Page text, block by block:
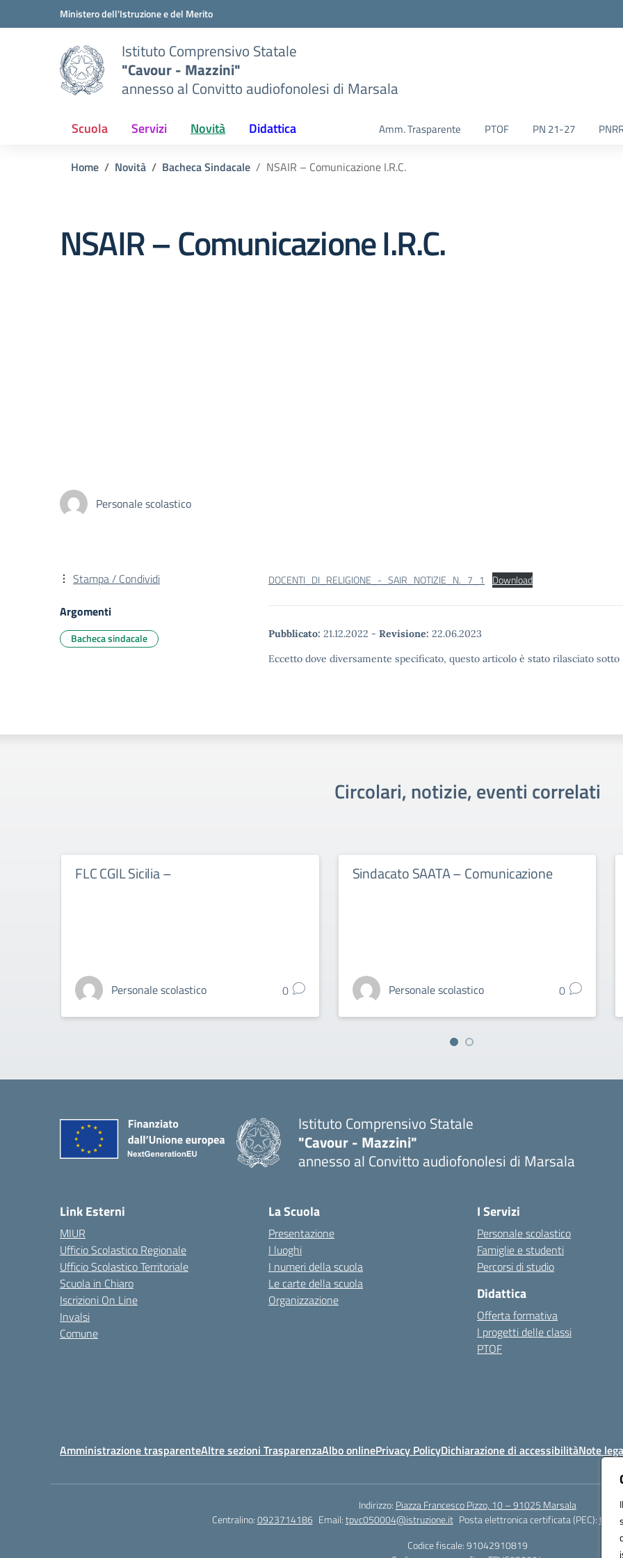
Vai ai contenuti
Vai al menu di navigazioneMinistero dell'Istruzione e del Merito
Istituto Comprensivo Statale
"Cavour - Mazzini"
annesso al Convitto audiofonolesi di Marsala
Scuola Servizi Novità Didattica Amm. Trasparente PTOF PN 21-27
Home Novità Bacheca Sindacale NSAIR – Comunicazione I.R.C.
NSAIR – Comunicazione I.R.C.
Personale scolastico
DOCENTI_DI_RELIGIONE_-_SAIR_NOTIZIE_N._7_1 Download
Pubblicato: 21.12.2022 - Revisione: 22.06.2023
Eccetto dove diversamente specificato, questo articolo è stato rilasciato
Stampa / Condividi
Argomenti
Bacheca sindacale
Circolari, notizie, eventi correlati
FLC CGIL Sicilia –
Personale scolastico 0
Sindacato SAATA – Comunicazione
Personale scolastico 0
Istituto Comprensivo Statale
"Cavour - Mazzini"
annesso al Convitto audiofonolesi di Marsala
Link Esterni
MIUR
Ufficio Scolastico Regionale
Ufficio Scolastico Territoriale
Scuola in Chiaro
Iscrizioni On Line
Invalsi
Comune
La Scuola
Presentazione
I luoghi
I numeri della scuola
Le carte della scuola
Organizzazione
I Servizi
Personale scolastico
Famiglie e studenti
Percorsi di studio
Didattica
Offerta formativa
I progetti delle classi
PTOF
Amministrazione trasparenteAltre sezioni TrasparenzaAlbo onlinePrivacy PolicyDichiarazione di accessibilitàNote
Indirizzo: Piazza Francesco Pizzo, 10 – 91025 Marsala
Centralino:0923714186 Email:tpvc050004@istruzione.it Posta elettronica certificata (PEC):
Codice fiscale: 91042910819